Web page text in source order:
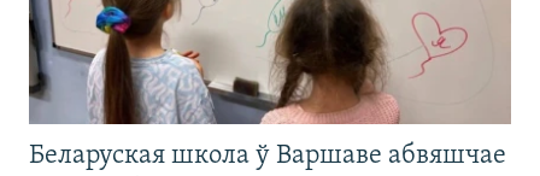
Беларуская школа ў Варшаве абвяшчае